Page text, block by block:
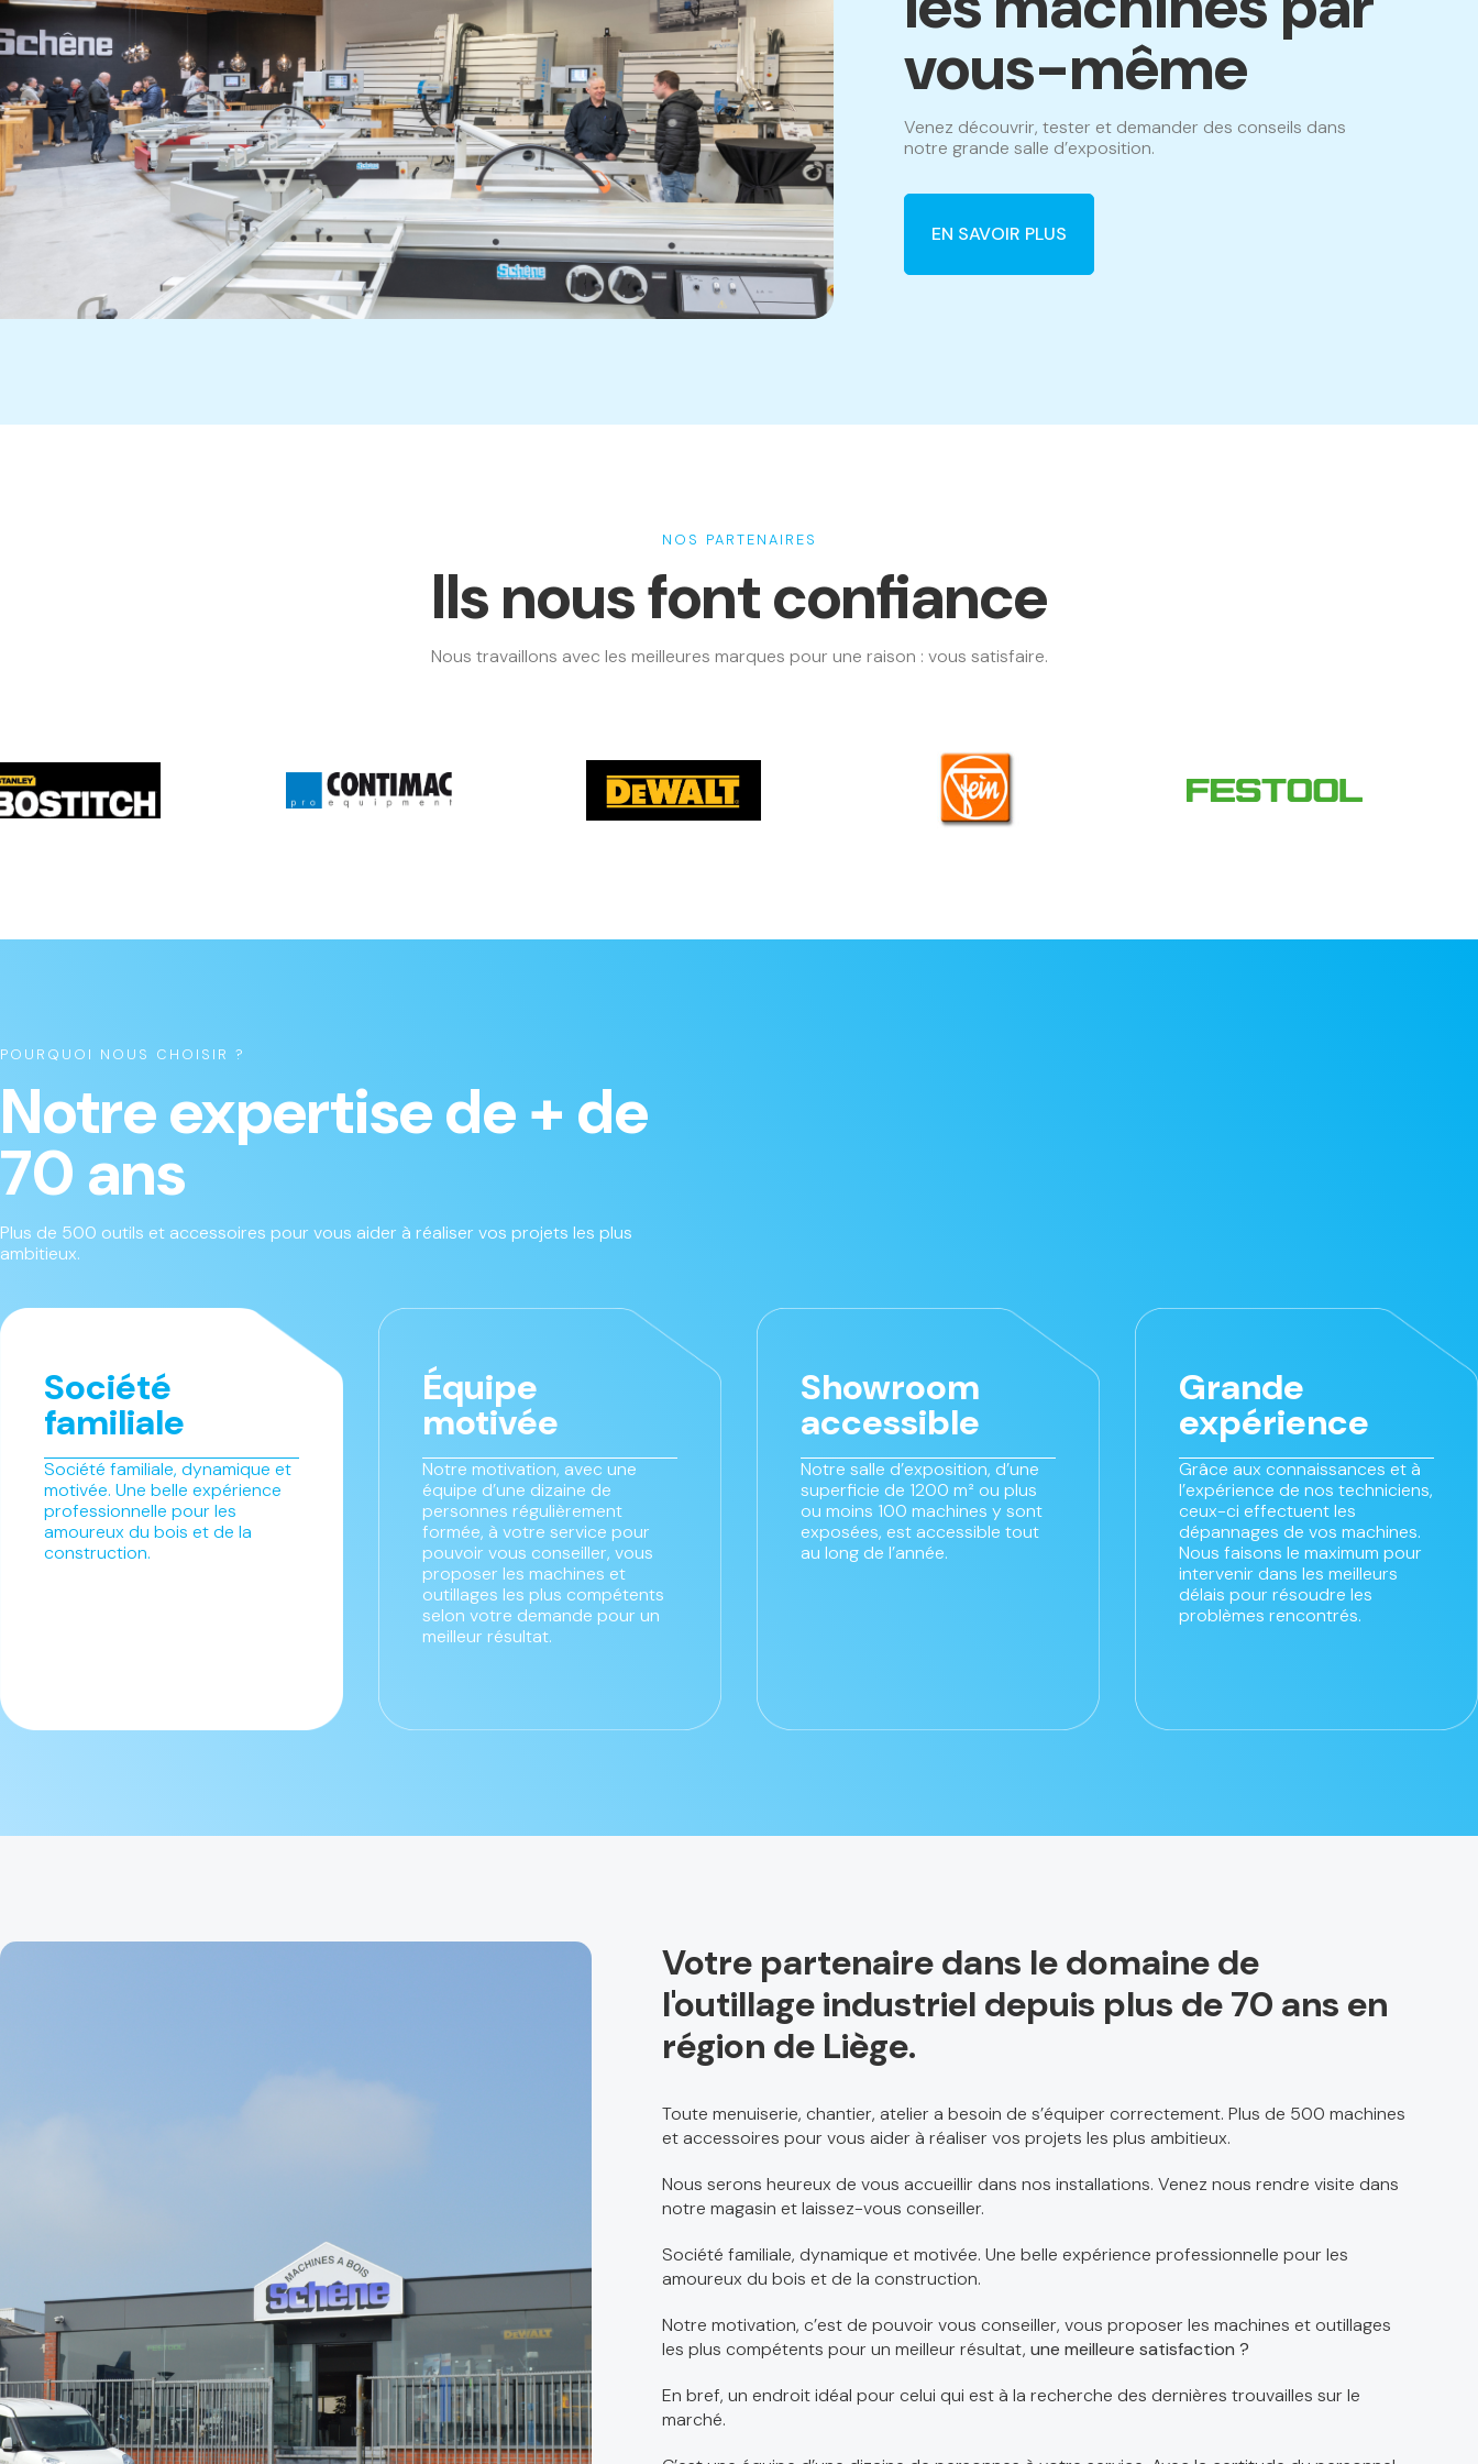
vous-même
Venez découvrir, tester et demander des conseils dans
notre grande salle d’exposition.
EN SAVOIR PLUS
NOS PARTENAIRES
Ils nous font confiance
Nous travaillons avec les meilleures marques pour une raison : vous satisfaire.
POURQUOI NOUS CHOISIR ?
Notre expertise de + de
70 ans
Plus de 500 outils et accessoires pour vous aider à réaliser vos projets les plus
ambitieux.
Société
familiale
Société familiale, dynamique et
motivée. Une belle expérience
professionnelle pour les
amoureux du bois et de la
construction.
Équipe
motivée
Notre motivation, avec une
équipe d’une dizaine de
personnes régulièrement
formée, à votre service pour
pouvoir vous conseiller, vous
proposer les machines et
outillages les plus compétents
selon votre demande pour un
meilleur résultat.
Showroom
accessible
Notre salle d’exposition, d’une
superficie de 1200 m² ou plus
ou moins 100 machines y sont
exposées, est accessible tout
au long de l’année.
Grande
expérience
Grâce aux connaissances et à
l’expérience de nos techniciens,
ceux-ci effectuent les
dépannages de vos machines.
Nous faisons le maximum pour
intervenir dans les meilleurs
délais pour résoudre les
problèmes rencontrés.
Votre partenaire dans le domaine de
l'outillage industriel depuis plus de 70 ans en
région de Liège.
Toute menuiserie, chantier, atelier a besoin de s’équiper correctement. Plus de 500 machines
et accessoires pour vous aider à réaliser vos projets les plus ambitieux.
Nous serons heureux de vous accueillir dans nos installations. Venez nous rendre visite dans
notre magasin et laissez-vous conseiller.
Société familiale, dynamique et motivée. Une belle expérience professionnelle pour les
amoureux du bois et de la construction.
Notre motivation, c’est de pouvoir vous conseiller, vous proposer les machines et outillages
les plus compétents pour un meilleur résultat, une meilleure satisfaction ?
En bref, un endroit idéal pour celui qui est à la recherche des dernières trouvailles sur le
marché.